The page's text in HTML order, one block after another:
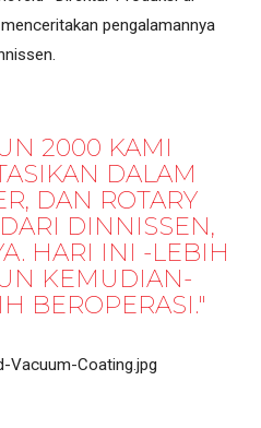
pengalamannya
2000 KAMI
DALAM
DAN ROTARY
DINNISSEN,
HARI INI -LEBIH
KEMUDIAN-
BEROPERASI."